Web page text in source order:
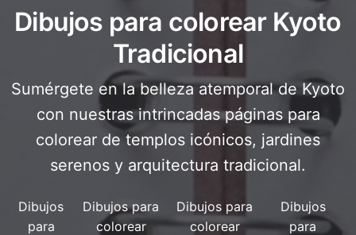
Dibujos para colorear Kyoto
Tradicional
Sumérgete en la belleza atemporal de Kyoto
con nuestras intrincadas páginas para
colorear de templos icónicos, jardines
serenos y arquitectura tradicional.
Dibujos
para
Dibujos para
colorear
Dibujos para
colorear
Dibujos
para